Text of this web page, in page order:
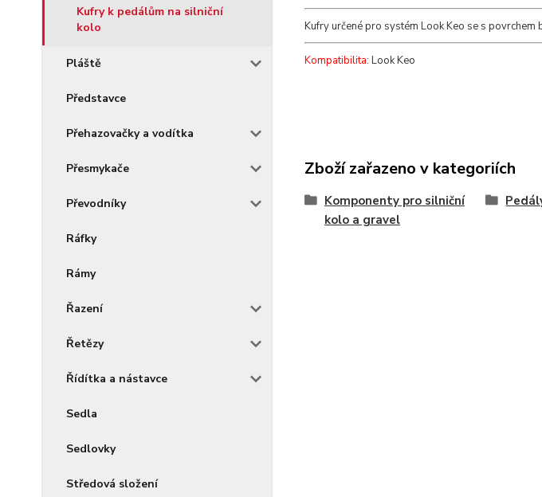
Kufry k pedálům na silniční
kolo
Pláště
Představce
Přehazovačky a vodítka
Přesmykače
Převodníky
Ráfky
Rámy
Řazení
Řetězy
Řídítka a nástavce
Sedla
Sedlovky
Středová složení
Kufry určené pro systém Look Keo se s povrchem
Kompatibilita: Look Keo
Zboží zařazeno v kategoriích
Komponenty pro silniční
kolo a gravel